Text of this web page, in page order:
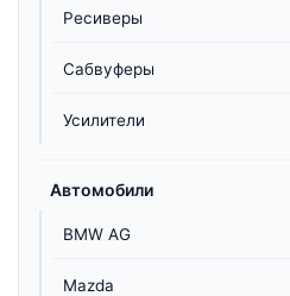
Ресиверы
Сабвуферы
Усилители
Автомобили
BMW AG
Mazda